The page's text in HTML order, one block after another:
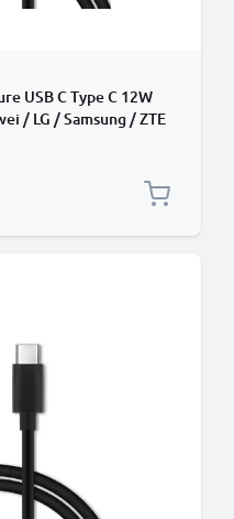
USB C Type C 12W
/ LG / Samsung / ZTE
1.1m 5V 2.4A